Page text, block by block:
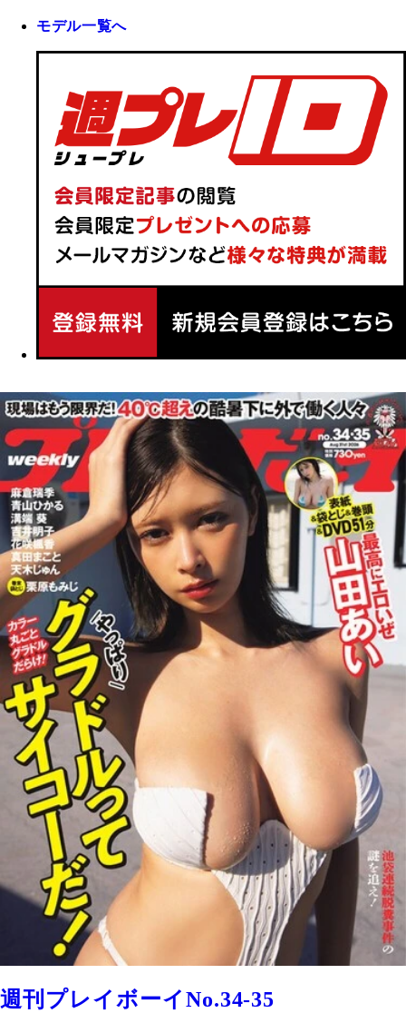
モデル一覧へ
週刊プレイボーイNo.34-35